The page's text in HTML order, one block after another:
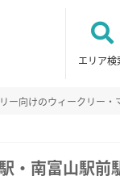
エリア検
ー向けのウィークリー
・南富山駅